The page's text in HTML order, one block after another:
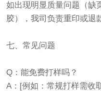
如出现明显质量问题（缺
胶），我司负责重印或退
七、常见问题
Q：能免费打样吗？
A：[例如：常规打样需收